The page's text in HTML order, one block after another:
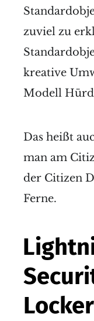
zuviel zu
kreative
Modell
Das heißt
man am
der Citizen
Ferne.